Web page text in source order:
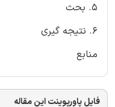
5. بحث
6. نتیجه گیری
منابع
فایل پاورپوینت این مقاله